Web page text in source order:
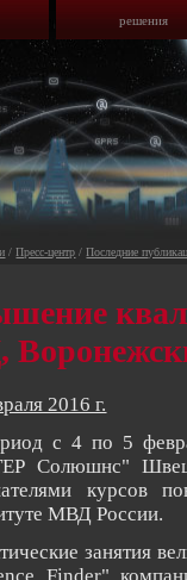
решения
/Пресс-центр /Последние
2016 г.
с 4 по 5
Солюшнс"
курсов
МВД России.
занятия
Finder"